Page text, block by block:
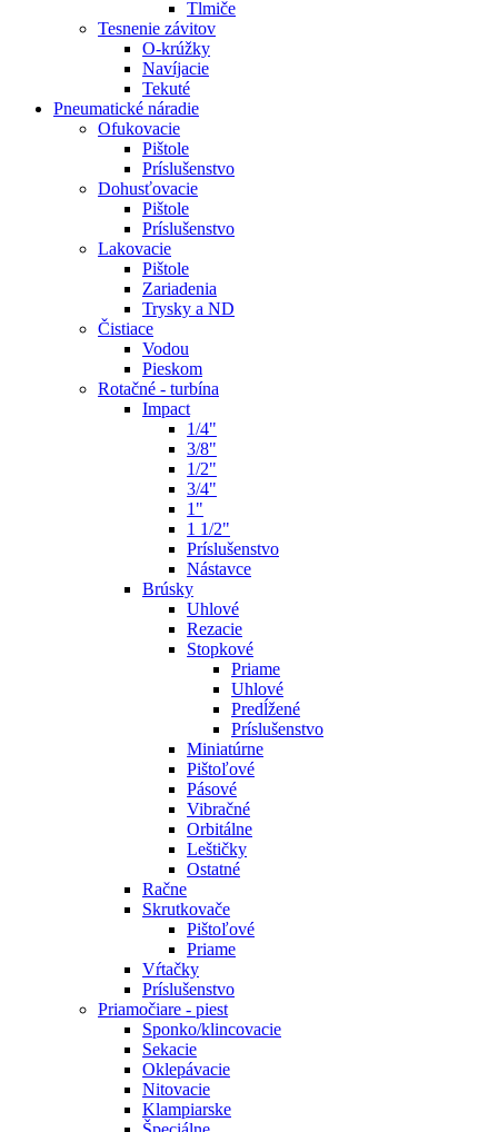
Tlmiče
Tesnenie závitov
O-krúžky
Navíjacie
Tekuté
Pneumatické náradie
Ofukovacie
Pištole
Príslušenstvo
Dohusťovacie
Pištole
Príslušenstvo
Lakovacie
Pištole
Zariadenia
Trysky a ND
Čistiace
Vodou
Pieskom
Rotačné - turbína
Impact
1/4"
3/8"
1/2"
3/4"
1"
1 1/2"
Príslušenstvo
Nástavce
Brúsky
Uhlové
Rezacie
Stopkové
Priame
Uhlové
Predĺžené
Príslušenstvo
Miniatúrne
Pištoľové
Pásové
Vibračné
Orbitálne
Leštičky
Ostatné
Račne
Skrutkovače
Pištoľové
Priame
Vŕtačky
Príslušenstvo
Priamočiare - piest
Sponko/klincovacie
Sekacie
Oklepávacie
Nitovacie
Klampiarske